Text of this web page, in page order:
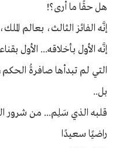
هل حقًا ما أرى؟!
إنَّه الفائز الثالث، بعالم
إنَّه الأول بأخلاقه... الأول
التي لم تبدأها صافرةُ
بل..
قلبه الذي سَلِم... من شرور
راضيًا سعيدًا